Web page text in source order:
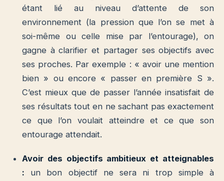
étant lié au niveau d’attente de son
environnement (la pression que l’on se met à
soi-même ou celle mise par l’entourage), on
gagne à clarifier et partager ses objectifs avec
ses proches. Par exemple : « avoir une mention
bien » ou encore « passer en première S ».
C’est mieux que de passer l’année insatisfait de
ses résultats tout en ne sachant pas exactement
ce que l’on voulait atteindre et ce que son
entourage attendait.
Avoir des objectifs ambitieux et atteignables
: un bon objectif ne sera ni trop simple à